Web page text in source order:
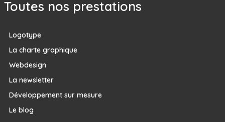
Toutes nos prestations
Logotype
La charte graphique
Webdesign
La newsletter
Développement sur mesure
Le blog